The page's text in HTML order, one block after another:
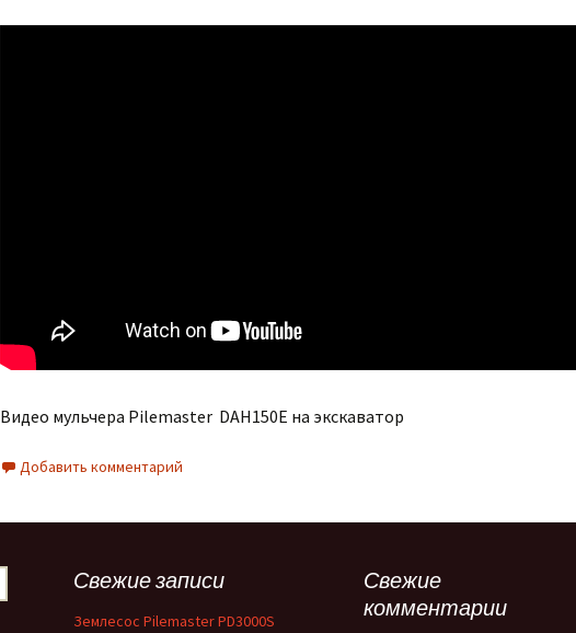
Видео мульчера Pilemaster DAH150E на экскаватор
Добавить комментарий
Свежие записи
Землесос Pilemaster PD3000S
Свежие
комментарии